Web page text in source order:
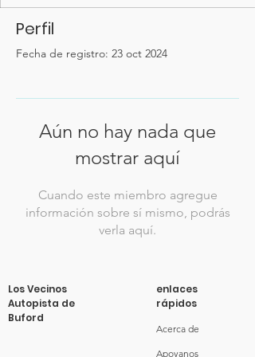
Perfil
Fecha de registro: 23 oct 2024
Aún no hay nada que
mostrar aquí
Cuando este miembro agregue
información sobre sí mismo, podrás
verla aquí.
Los Vecinos
Autopista de
Buford
enlaces
rápidos
Acerca de
Apoyanos